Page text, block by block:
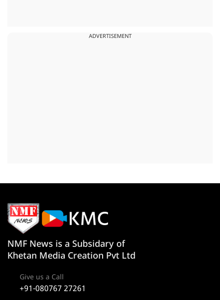
ADVERTISEMENT
NMF News is a Subsidary of
Khetan Media Creation Pvt Ltd
Give us a Call
+91-080767 27261